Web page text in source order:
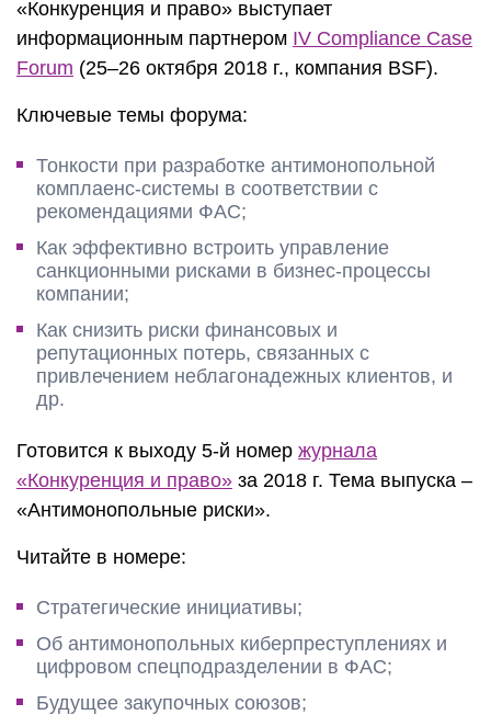
«Конкуренция и право» выступает
информационным партнером IV Compliance Case
Forum (25–26 октября 2018 г., компания BSF).
Ключевые темы форума:
Тонкости при разработке антимонопольной
комплаенс-системы в соответствии с
рекомендациями ФАС;
Как эффективно встроить управление
санкционными рисками в бизнес-процессы
компании;
Как снизить риски финансовых и
репутационных потерь, связанных с
привлечением неблагонадежных клиентов, и
др.
Готовится к выходу 5-й номер журнала
«Конкуренция и право» за 2018 г. Тема выпуска –
«Антимонопольные риски».
Читайте в номере:
Стратегические инициативы;
Об антимонопольных киберпреступлениях и
цифровом спецподразделении в ФАС;
Будущее закупочных союзов;